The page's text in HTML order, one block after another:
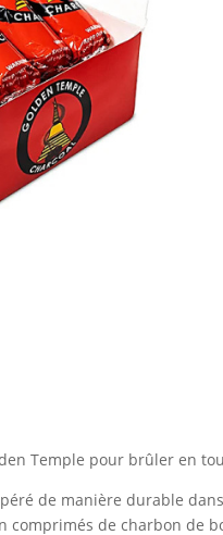
Temple pour brûler en
de manière durable
comprimés de charbon de